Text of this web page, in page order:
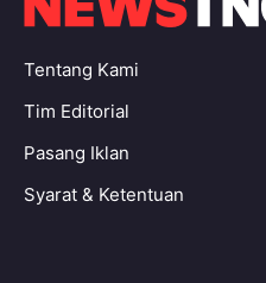
Tentang Kami
Tim Editorial
Pasang Iklan
Syarat & Ketentuan